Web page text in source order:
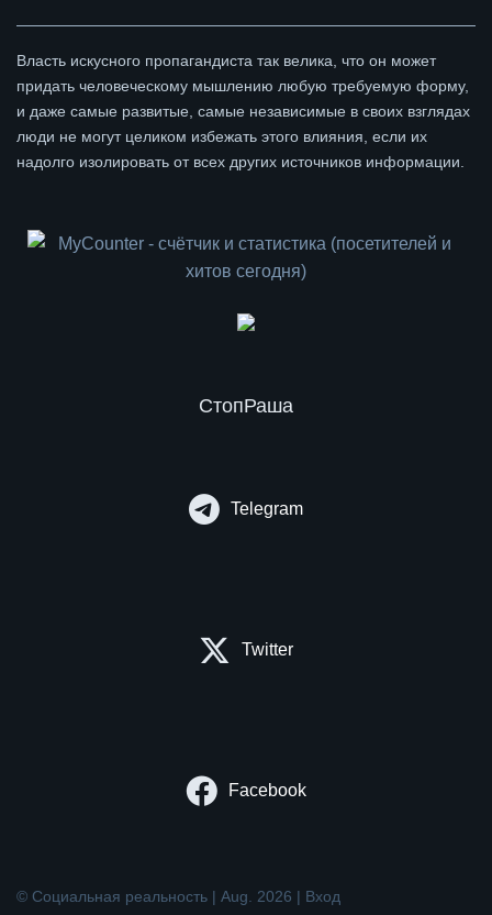
Власть искусного пропагандиста так велика, что он может
придать человеческому мышлению любую требуемую форму,
и даже самые развитые, самые независимые в своих взглядах
люди не могут целиком избежать этого влияния, если их
надолго изолировать от всех других источников информации.
СтопРаша
Telegram
Twitter
Facebook
© Социальная реальность | Aug. 2026 | Вход